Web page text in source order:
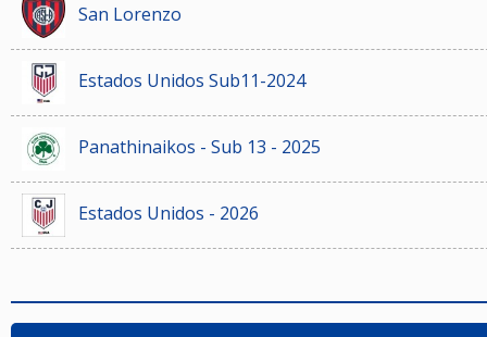
San Lorenzo
Estados Unidos Sub11-2024
Panathinaikos - Sub 13 - 2025
Estados Unidos - 2026